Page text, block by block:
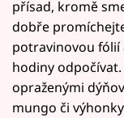
přísad, kromě
dobře
potravinovou fólií
hodiny
opraženými
mungo či